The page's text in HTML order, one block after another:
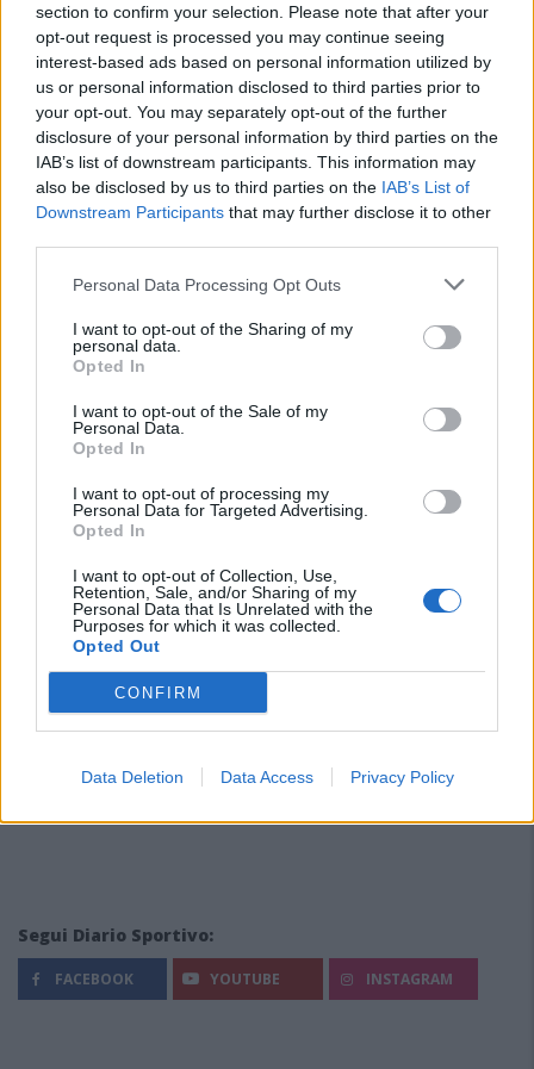
section to confirm your selection. Please note that after your
opt-out request is processed you may continue seeing
interest-based ads based on personal information utilized by
us or personal information disclosed to third parties prior to
your opt-out. You may separately opt-out of the further
disclosure of your personal information by third parties on the
IAB’s list of downstream participants. This information may
also be disclosed by us to third parties on the IAB’s List of
Downstream Participants that may further disclose it to other
Personal Data Processing Opt Outs
I want to opt-out of the Sharing of my
personal data.
Opted In
I want to opt-out of the Sale of my
Personal Data.
Opted In
I want to opt-out of processing my
Personal Data for Targeted Advertising.
Opted In
I want to opt-out of Collection, Use,
Retention, Sale, and/or Sharing of my
Personal Data that Is Unrelated with the
Purposes for which it was collected.
Opted Out
CONFIRM
Data Deletion Data Access Privacy Policy
8 Ago 2026
Il Latte Dolce prende Dumani dalla Torres,
Mascia, Sorgente, Lopes, Limberti e Cherchi
gli altri acquisti
8 Ago 2026
Il Monastir riparte dai pilastri Masia, Pinna e
Aloia, il primo acquisto è Loru
DPCM 3 dicembre, per il calcio dilettantistico
stop prolungato fino al 15 gennaio 2021
3 Dic 2020
L'Ilva si completa con Markic, Contucci,
Carlucci, Bevilacqua, Solinas, Souare e Galic
Segui Diario Sportivo:
FACEBOOK YOUTUBE INSTAGRAM